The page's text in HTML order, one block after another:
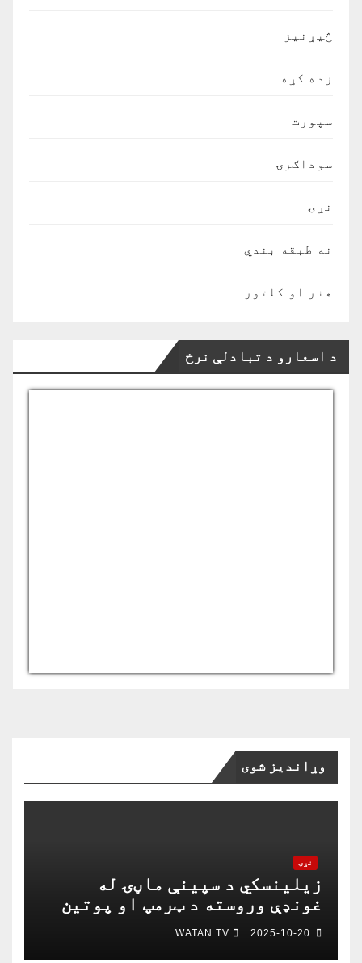
څیړنیز
زده کړه
سپورت
سوداګرۍ
نړۍ
نه طبقه بندي
هنر او کلتور
د اسعارو د تبادلې نرخ
وړاندیز شوی
نړۍ
زیلینسکي د سپینې ماڼۍ له
غونډې وروسته د ټرمپ او پوتین
په خبرو اترو کې د ګډون لپاره
چمتو دی
2025-10-20
WATAN TV